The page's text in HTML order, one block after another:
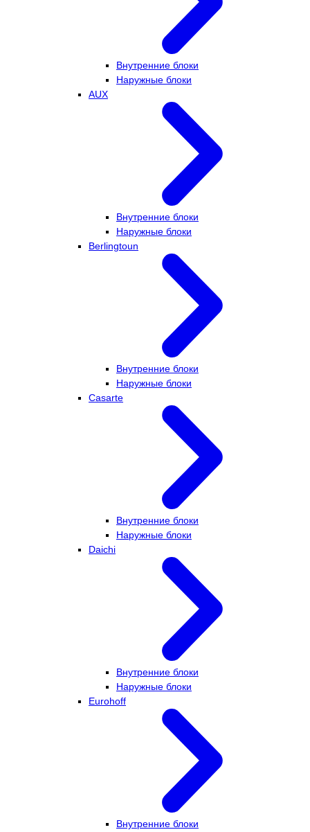
Внутренние блоки
Наружные блоки
AUX
Внутренние блоки
Наружные блоки
Berlingtoun
Внутренние блоки
Наружные блоки
Casarte
Внутренние блоки
Наружные блоки
Daichi
Внутренние блоки
Наружные блоки
Eurohoff
Внутренние блоки